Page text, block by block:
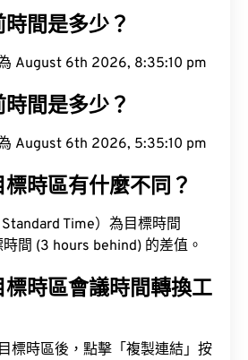
間是多少？
August 6th 2026, 8:35:10 pm
間是多少？
August 6th 2026, 5:35:10 pm
時區有什麼不同？
Time）為目標時間
間 (3 hours behind) 的差值。
時區會議時間轉換工
標時區後，點擊「複製連結」按